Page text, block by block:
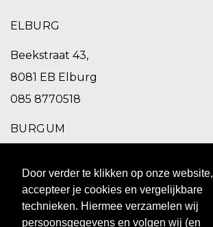
Door verder te klikken op onze website,
accepteer je cookies en vergelijkbare
technieken. Hiermee verzamelen wij
persoonsgegevens en volgen wij (en
ELBURG
Beekstraat 43,
8081 EB Elburg
085 8770518
BURGUM
9251 EC Burgum
0511 469 260